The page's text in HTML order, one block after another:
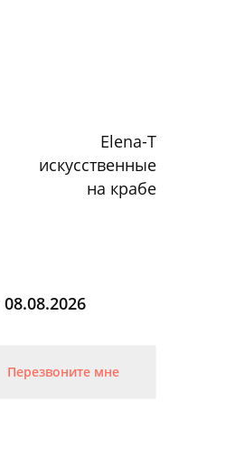
Elena-T
искусственные
на крабе
08.08.2026
Перезвоните мне